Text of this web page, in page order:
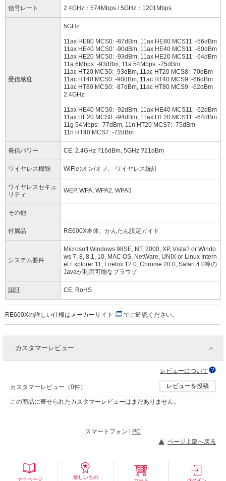
信号レート 2.4GHz：574Mbps / 5GHz：1201Mbps
受信感度
5GHz:
11ax HE80 MCS0: -87dBm, 11ax HE80 MCS11: -56dBm
11ax HE40 MCS0: -90dBm, 11ax HE40 MCS11: -60dBm
11ax HE20 MCS0: -93dBm, 11ax HE20 MCS11: -64dBm
11a 6Mbps: -93dBm, 11a 54Mbps: -75dBm
11ac HT20 MCS0: -93dBm, 11ac HT20 MCS8: -70dBm
11ac HT40 MCS0: -90dBm, 11ac HT40 MCS9: -66dBm
11ac HT80 MCS0: -87dBm, 11ac HT80 MCS9: -62dBm
2.4GHz:
11ax HE40 MCS0: -92dBm, 11ax HE40 MCS11: -62dBm
11ax HE20 MCS0: -94dBm, 11ax HE20 MCS11: -64dBm
11g 54Mbps: -77dBm, 11n HT20 MCS7: -75dBm
11n HT40 MCS7: -72dBm
発信パワー CE: 2.4GHz ?16dBm, 5GHz ?21dBm
ワイヤレス機能 WiFiのオン/オフ、 ワイヤレス統計
ワイヤレスセキュ
リティ
WEP, WPA, WPA2, WPA3
その他
付属品 RE600X本体、かんたん設定ガイド
システム要件
Microsoft Windows 98SE, NT, 2000, XP, Vista? or Windo
ws 7, 8, 8.1, 10, MAC OS, NetWare, UNIX or Linux Intern
et Explorer 11, Firefox 12.0, Chrome 20.0, Safari 4.0等の
Javaが利用可能なブラウザ
認証 CE, RoHS
RE600Xの詳しい仕様は メーカーサイト でご確認ください。
カスタマーレビュー
レビューについて
カスタマーレビュー（0件） レビューを投稿
この商品に寄せられたカスタマーレビューはまだありません。
スマートフォン |
PC
ページ上部へ戻る
マイページ
欲しいもの